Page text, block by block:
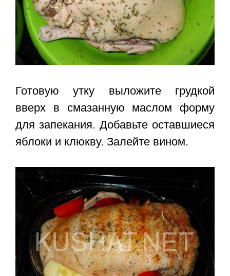
Готовую утку выложите грудкой
вверх в смазанную маслом форму
для запекания. Добавьте оставшиеся
яблоки и клюкву. Залейте вином.